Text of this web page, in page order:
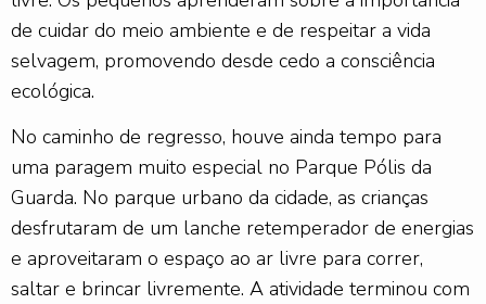
de cuidar do meio ambiente e de respeitar a vida
selvagem, promovendo desde cedo a consciência
ecológica.
No caminho de regresso, houve ainda tempo para
uma paragem muito especial no Parque Pólis da
Guarda. No parque urbano da cidade, as crianças
desfrutaram de um lanche retemperador de energias
e aproveitaram o espaço ao ar livre para correr,
saltar e brincar livremente. A atividade terminou com